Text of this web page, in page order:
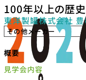
100年以上の歴
東洋製罐株式会社
その他メーカー
概要
見学会内容